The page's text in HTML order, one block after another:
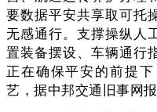
要数据平安共享取可托
无感通行。支撑操纵人
置装备摆设、车辆通行
正在确保平安的前提
艺，据中邦交通旧事网